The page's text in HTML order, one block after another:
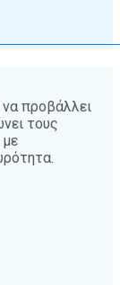
προβάλλει
τους